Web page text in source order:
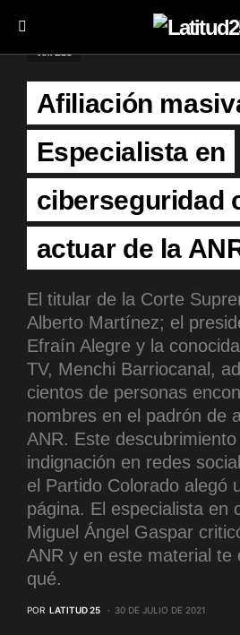
VIRALES
Afiliación
Especialista en
ciberseguridad
actuar de la
El titular de la Corte
Alberto Martínez; el
Efraín Alegre y la
TV, Menchi Barriocanal,
cientos de personas
nombres en el padrón de
ANR. Este
indignación en redes
el Partido Colorado alegó
página. El especialista en
Miguel Ángel Gaspar
ANR y en este material te
qué.
POR LATITUD 25 30 DE JULIO DE 2021